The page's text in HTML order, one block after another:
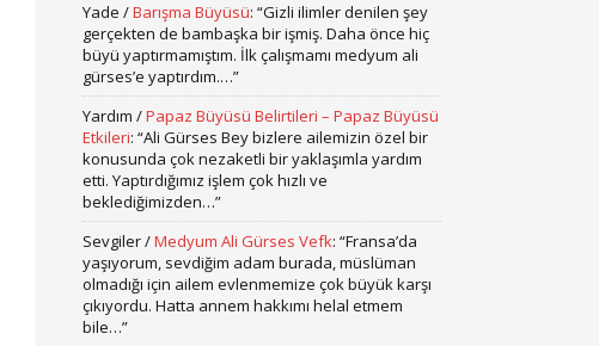
Yade /Barışma Büyüsü: “Gizli ilimler denilen şey
gerçekten de bambaşka bir işmiş. Daha önce hiç
büyü yaptırmamıştım. İlk çalışmamı medyum ali
gürses’e yaptırdım.…”
Yardım /Papaz Büyüsü Belirtileri – Papaz Büyüsü
Etkileri: “Ali Gürses Bey bizlere ailemizin özel bir
konusunda çok nezaketli bir yaklaşımla yardım
etti. Yaptırdığımız işlem çok hızlı ve
beklediğimizden…”
Sevgiler/Medyum Ali Gürses Vefk: “Fransa’da
yaşıyorum, sevdiğim adam burada, müslüman
olmadığı için ailem evlenmemize çok büyük karşı
çıkıyordu. Hatta annem hakkımı helal etmem
bile…”